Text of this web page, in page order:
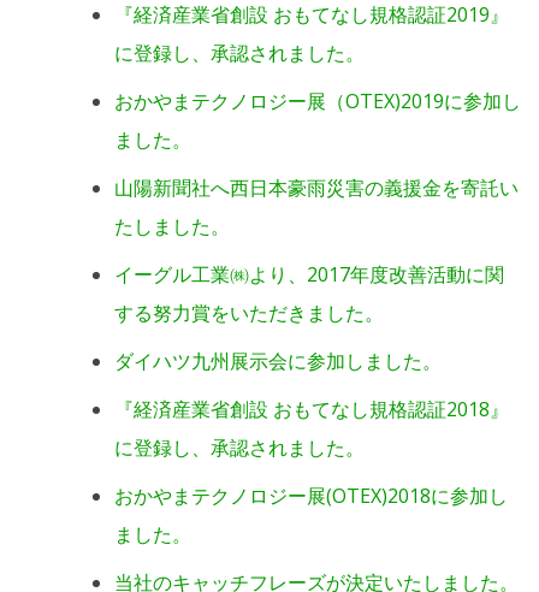
『経済産業省創設 おもてなし規格認証2019』
に登録し、承認されました。
おかやまテクノロジー展（OTEX)2019に参加し
ました。
山陽新聞社へ西日本豪雨災害の義援金を寄託い
たしました。
イーグル工業㈱より、2017年度改善活動に関
する努力賞をいただきました。
ダイハツ九州展示会に参加しました。
『経済産業省創設 おもてなし規格認証2018』
に登録し、承認されました。
おかやまテクノロジー展(OTEX)2018に参加し
ました。
当社のキャッチフレーズが決定いたしました。